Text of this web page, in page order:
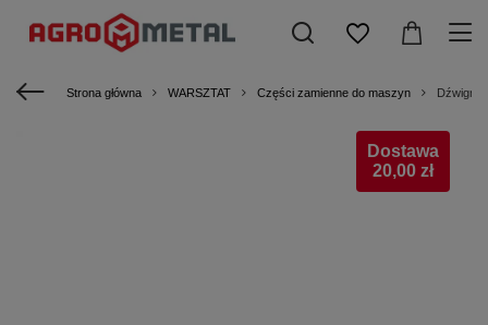
Strona główna WARSZTAT Części zamienne do maszyn
Dostawa
20,00 zł